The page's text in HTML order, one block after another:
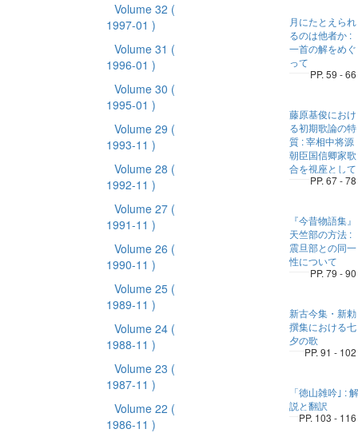
Volume 32 (
1997-01 )
Volume 31 (
1996-01 )
Volume 30 (
1995-01 )
Volume 29 (
1993-11 )
Volume 28 (
1992-11 )
Volume 27 (
1991-11 )
Volume 26 (
1990-11 )
Volume 25 (
1989-11 )
Volume 24 (
1988-11 )
Volume 23 (
1987-11 )
Volume 22 (
1986-11 )
月にたとえられ
るのは他者か :
一首の解をめぐ
って
PP. 59 - 66
藤原基俊におけ
る初期歌論の特
質 : 宰相中将源
朝臣国信卿家歌
合を視座として
PP. 67 - 78
『今昔物語集』
天竺部の方法 :
震旦部との同一
性について
PP. 79 - 90
新古今集・新勅
撰集における七
夕の歌
PP. 91 - 102
「徳山雑吟｣ : 解
説と翻訳
PP. 103 - 116